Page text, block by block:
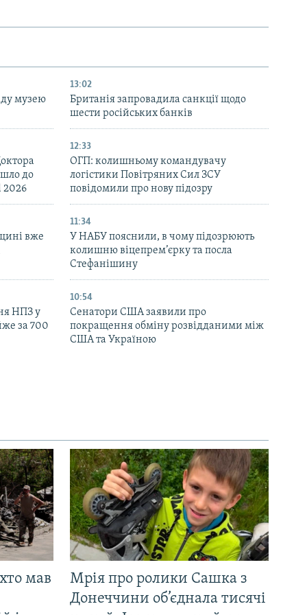
музею
13:02
Британія запровадила санкції щодо
шести російських банків
до
2026
12:33
ОГП: колишньому командувачу
логістики Повітряних Сил ЗСУ
повідомили про нову підозру
вже
11:34
У НАБУ пояснили, в чому підозрюють
колишню віцепрем’єрку та посла
Стефанішину
НПЗ у
за 700
10:54
Сенатори США заявили про
покращення обміну розвідданими між
США та Україною
мав
Мрія про ролики Сашка з
Донеччини об’єднала тисячі